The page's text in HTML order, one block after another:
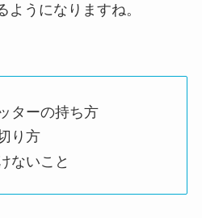
うになりますね。
ターの持ち方
り方
ないこと